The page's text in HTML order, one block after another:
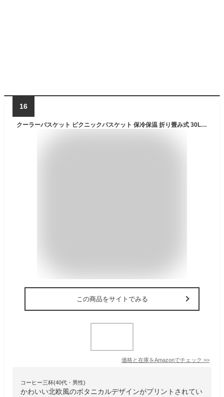
16
クーラーバスケット ピクニックバスケット 保冷保温 折り畳み式 30L 大容量 保冷バスケット クーラーバッグ かご 防水 絶縁断熱 折り畳み式 お手入れが簡単 アウトドア お花見 バーベキュー 釣り キャンプ 徒歩 運動会 行楽など適用
この商品をサイトでみる
価格と在庫をAmazonでチェック >>
コーヒー三杯(40代・男性)
かわいい北欧風のボタニカルデザインがプリントされてい